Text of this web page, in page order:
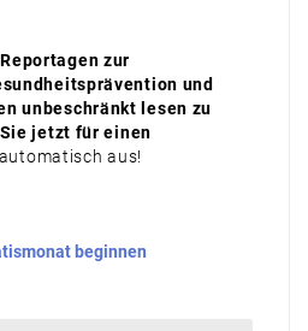
zur
und
unbeschränkt lesen zu
jetzt für einen
aus!
beginnen